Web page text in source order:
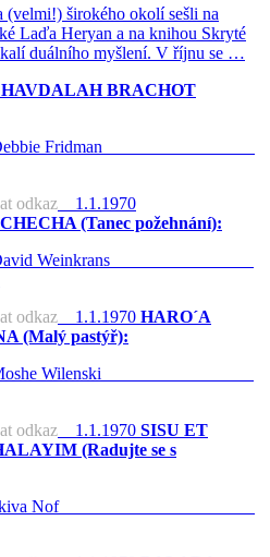
(velmi!) širokého okolí sešli na
Laďa Heryan a na knihou Skryté
duálního myšlení. V říjnu se …
HAVDALAH BRACHOT
Debbie Fridman
odkaz 1.1.1970
(Tanec požehnání):
David Weinkrans
odkaz 1.1.1970 HARO´A
(Malý pastýř):
Moshe Wilenski
odkaz 1.1.1970 SISU ET
(Radujte se s
Akiva Nof